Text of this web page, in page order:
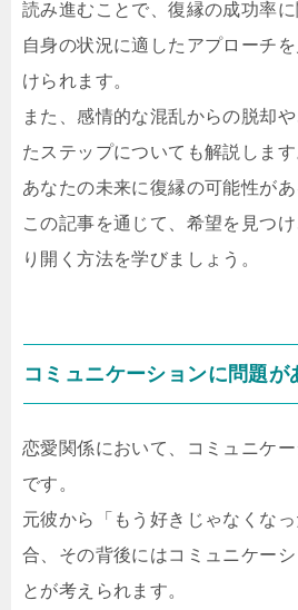
読み進むことで、復縁の成功率に
自身の状況に適したアプローチ
けられます。
また、感情的な混乱からの脱却
たステップについても解説します
あなたの未来に復縁の可能性があ
この記事を通じて、希望を見つ
り開く方法を学びましょう。
コミュニケーションに問題が
恋愛関係において、コミュニケ
です。
元彼から「もう好きじゃなくな
合、その背後にはコミュニケー
とが考えられます。